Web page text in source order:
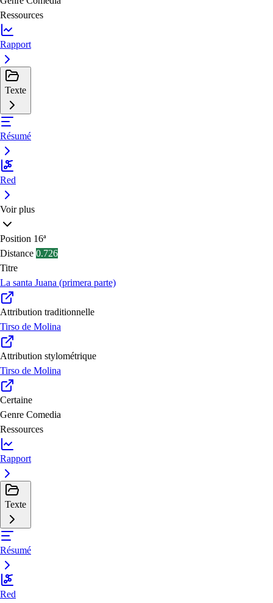
Ressources
Rapport
Texte
Résumé
Red
Voir plus
Position 16ª
Distance 0.726
Titre
La santa Juana (primera parte)
Attribution traditionnelle
Tirso de Molina
Attribution stylométrique
Tirso de Molina
Certaine
Genre Comedia
Ressources
Rapport
Texte
Résumé
Red